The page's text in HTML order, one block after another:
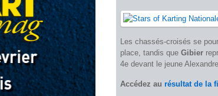
Les chassés-croisés se
place, tandis que Gibier
4e devant le jeune
Accédez au résultat de la